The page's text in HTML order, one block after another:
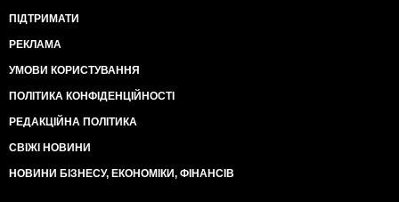
ПІДТРИМАТИ
РЕКЛАМА
УМОВИ КОРИСТУВАННЯ
ПОЛІТИКА КОНФІДЕНЦІЙНОСТІ
РЕДАКЦІЙНА ПОЛІТИКА
СВІЖІ НОВИНИ
НОВИНИ БІЗНЕСУ, ЕКОНОМІКИ, ФІНАНСІВ